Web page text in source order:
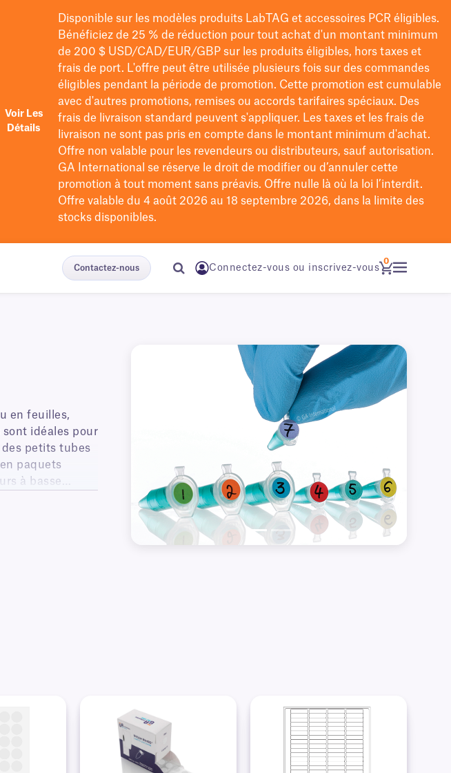
Voir Les
Détails
Disponible sur les modèles produits LabTAG et accessoires PCR éligibles.
Bénéficiez de 25 % de réduction pour tout achat d'un montant minimum
de 200 $USD/CAD/EUR/GBPsur les produits éligibles, hors taxes et
frais de port. L'offre peut être utilisée plusieurs fois sur des commandes
éligibles pendant la période de promotion. Cette promotion est cumulable
avec d'autres promotions, remises ou accords tarifaires spéciaux. Des
frais de livraison standard peuvent s'appliquer. Les taxes et les frais de
livraison ne sont pas pris en compte dans le montant minimum d'achat.
Offre non valable pour les revendeurs ou distributeurs, sauf autorisation.
GA International se réserve le droit de modifierou d’annuler cette
promotion à tout moment sans préavis. Offre nulle là où la loi l’interdit.
Offre valable du 4 août 2026 au 18 septembre 2026, dans la limite des
stocks disponibles.
Contactez-nous Connectez-vous ou inscrivez-vous
0
en feuilles,
idéales pour
petits tubes
paquets
à basse
au transport